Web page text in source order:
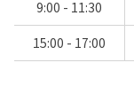
9:00 - 11:30
15:00 - 17:00